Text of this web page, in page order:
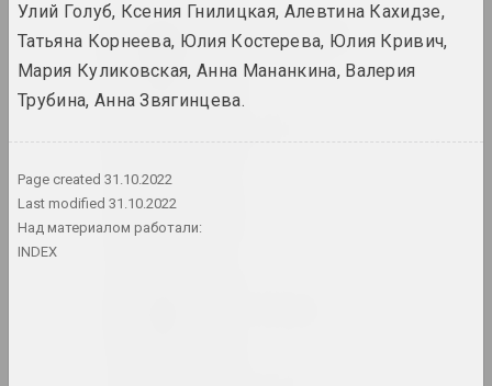
Анатолий Барановский
художник, преподаватель
художник, иллюстратор, журналист
Улий Голуб, Ксения Гнилицкая, Алевтина Кахидзе,
Татьяна Корнеева, Юлия Костерева, Юлия Кривич,
Мария Куликовская, Анна Мананкина, Валерия
Трубина, Анна Звягинцева.
Page created 31.10.2022
Last modified 31.10.2022
Над материалом работали:
INDEX